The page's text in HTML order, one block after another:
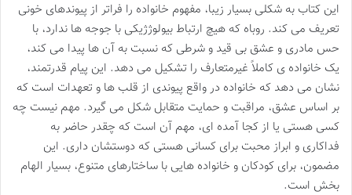
این کتاب به شکلی بسیار زیبا، مفهوم خانواده را فراتر از پیوندهای خونی
تعریف می کند. روباه که هیچ ارتباط بیولوژژیکی با جوجه ها ندارد، با
حس مادری و عشق بی قید و شرطی که نسبت به آن ها پیدا می کند،
یک خانواده ی کاملاً غیرمتعارف را تشکیل می دهد. این پیام قدرتمند،
نشان می دهد که خانواده در واقع پیوندی از قلب ها و تعهدات است که
بر اساس عشق، مراقبت و حمایت متقابل شکل می گیرد. مهم نیست چه
کسی هستی یا از کجا آمده ای، مهم آن است که چقدر حاضر به
فداکاری و ابراز محبت برای کسانی هستی که دوستشان داری. این
مضمون، برای کودکان و خانواده هایی با ساختارهای متنوع، بسیار الهام
بخش است.